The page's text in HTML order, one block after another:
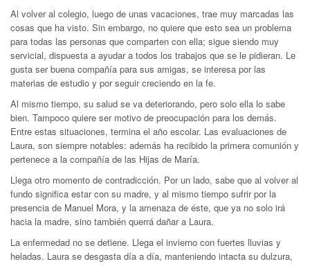
Al volver al colegio, luego de unas vacaciones, trae muy marcadas las
cosas que ha visto. Sin embargo, no quiere que esto sea un problema
para todas las personas que comparten con ella; sigue siendo muy
servicial, dispuesta a ayudar a todos los trabajos que se le pidieran. Le
gusta ser buena compañía para sus amigas, se interesa por las
materias de estudio y por seguir creciendo en la fe.
Al mismo tiempo, su salud se va deteriorando, pero solo ella lo sabe
bien. Tampoco quiere ser motivo de preocupación para los demás.
Entre estas situaciones, termina el año escolar. Las evaluaciones de
Laura, son siempre notables: además ha recibido la primera comunión y
pertenece a la compañía de las Hijas de María.
Llega otro momento de contradicción. Por un lado, sabe que al volver al
fundo significa estar con su madre, y al mismo tiempo sufrir por la
presencia de Manuel Mora, y la amenaza de éste, que ya no solo irá
hacia la madre, sino también querrá dañar a Laura.
La enfermedad no se detiene. Llega el invierno con fuertes lluvias y
heladas. Laura se desgasta día a día, manteniendo intacta su dulzura,